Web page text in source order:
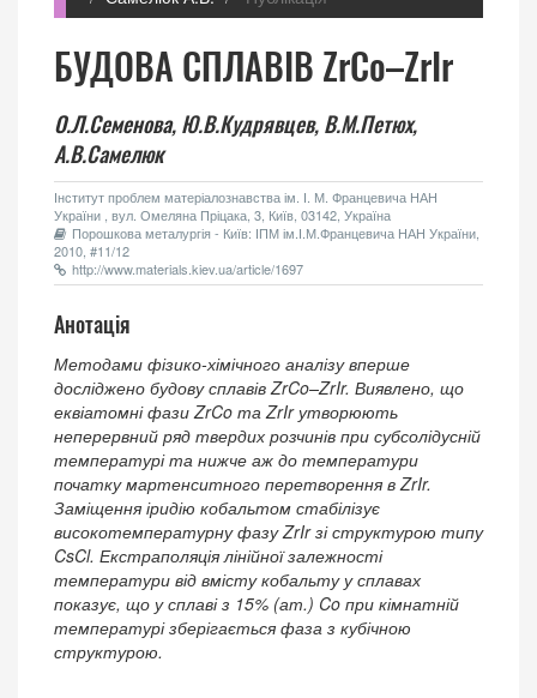
БУДОВА СПЛАВIВ ZrCo–ZrIr
О.Л.Семенова, Ю.В.Кудрявцев, В.М.Петюх,
А.В.Самелюк
Інститут проблем матеріалознавства ім. І. М. Францевича НАН
України , вул. Омеляна Пріцака, 3, Київ, 03142, Україна
Порошкова металургія - Київ: ІПМ ім.І.М.Францевича НАН України,
2010, #11/12
http://www.materials.kiev.ua/article/1697
Анотація
Методами фізико-хімічного аналізу вперше
досліджено будову сплавів ZrCo–ZrIr. Виявлено, що
еквіатомні фази ZrCo та ZrIr утворюють
неперервний ряд твердих розчинів при субсолідусній
температурі та нижче аж до температури
початку мартенситного перетворення в ZrIr.
Заміщення іридію кобальтом стабілізує
високотемпературну фазу ZrIr зі структурою типу
CsCl. Екстраполяція лінійної залежності
температури від вмісту кобальту у сплавах
показує, що у сплаві з 15% (ат.) Co при кімнатній
температурі зберігається фаза з кубічною
структурою.